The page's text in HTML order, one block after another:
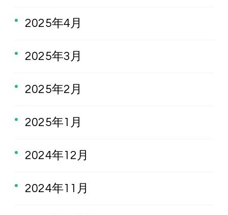
2025年4月
2025年3月
2025年2月
2025年1月
2024年12月
2024年11月